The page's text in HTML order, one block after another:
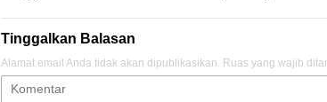
Tinggalkan Balasan
Alamat email Anda tidak akan dipublikasikan. Ruas yang wajib